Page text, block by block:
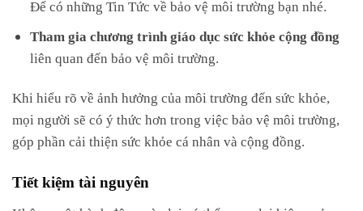
Để có những Tin Tức về bảo vệ môi trường bạn nhé.
Tham gia chương trình giáo dục sức khỏe cộng đồng
liên quan đến bảo vệ môi trường.
Khi hiểu rõ về ảnh hưởng của môi trường đến sức khỏe,
mọi người sẽ có ý thức hơn trong việc bảo vệ môi trường,
góp phần cải thiện sức khỏe cá nhân và cộng đồng.
Tiết kiệm tài nguyên